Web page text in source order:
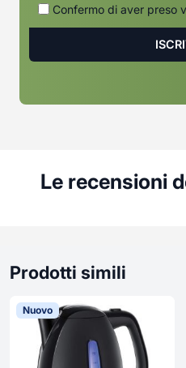
Confermo di aver preso
Le recensioni
Prodotti simili
Nuovo